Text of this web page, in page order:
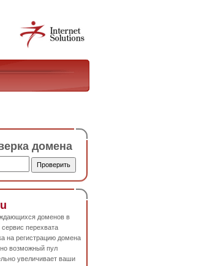
домена
доменов в
перехвата
на регистрацию домена
возможный пул
увеличивает ваши